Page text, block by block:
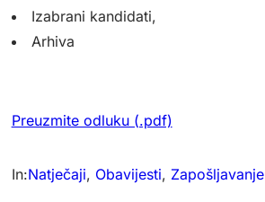
Izabrani kandidati,
Arhiva
Preuzmite odluku (.pdf)
In:Natječaji, Obavijesti, Zapošljavanje